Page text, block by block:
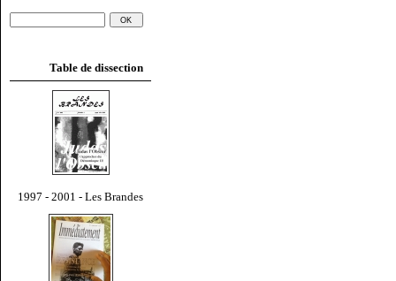
Table de dissection
1997 - 2001 - Les Brandes